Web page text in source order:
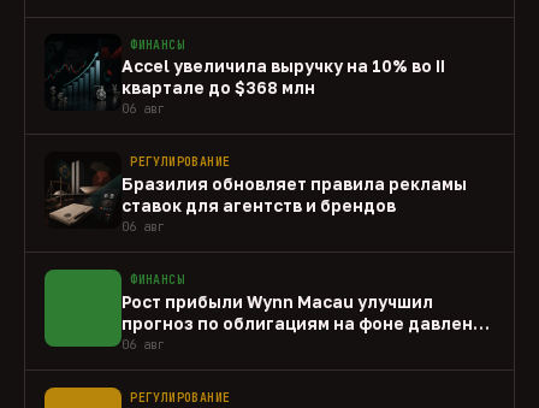
ФИНАНСЫ
Accel увеличила выручку на 10% во II
квартале до $368 млн
06 авг
РЕГУЛИРОВАНИЕ
Бразилия обновляет правила рекламы
ставок для агентств и брендов
06 авг
ФИНАНСЫ
Рост прибыли Wynn Macau улучшил
прогноз по облигациям на фоне давления
capex
06 авг
РЕГУЛИРОВАНИЕ